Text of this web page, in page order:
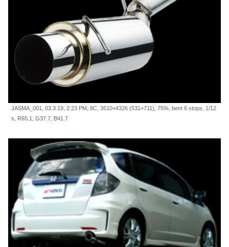
JASMA_001, 03.3.19, 2:23 PM, 8C, 3510×4326 (531+711), 75%, bent 6 stops, 1/12
s, R65.1, G37.7, B41.7